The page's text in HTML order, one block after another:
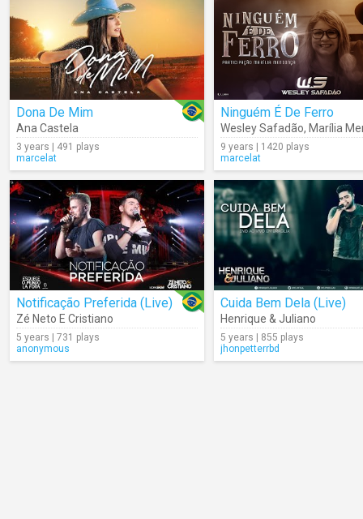
Dona De Mim
Ana Castela
3 years | 491 plays
marcelat
Ninguém É De Ferro
Wesley Safadão, Marília
9 years | 1420 plays
marcelat
Notificação Preferida (Live)
Zé Neto E Cristiano
5 years | 731 plays
anonymous
Cuida Bem Dela (Live)
Henrique & Juliano
5 years | 855 plays
jhonpetterrbd